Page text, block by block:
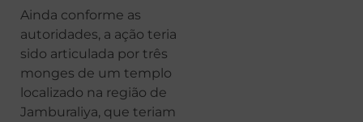
Ainda conforme as
autoridades, a ação teria
sido articulada por três
monges de um templo
localizado na região de
Jamburaliya, que teriam